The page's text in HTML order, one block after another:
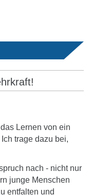
Lernen von ein
trage dazu bei,
nach - nicht nur
junge Menschen
entfalten und